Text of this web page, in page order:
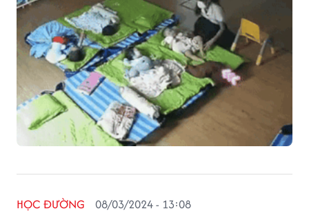
HỌC ĐƯỜNG 08/03/2024 - 13:08